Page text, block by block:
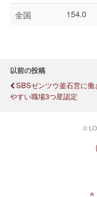
全国 154.0
以前の投稿
SBSゼンツウ釜石営に働
やすい職場3つ星認定
©